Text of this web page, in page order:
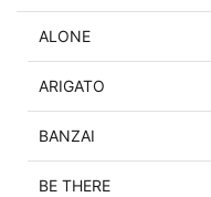
ALONE
ARIGATO
BANZAI
BE THERE